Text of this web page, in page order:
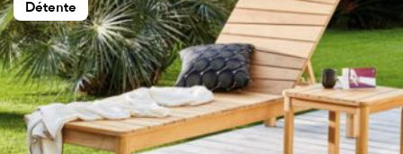
Détente